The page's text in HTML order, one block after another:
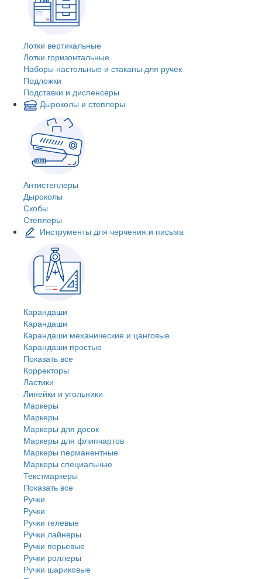
Лотки вертикальные
Лотки горизонтальные
Наборы настольные и стаканы для ручек
Подложки
Подставки и диспенсеры
Дыроколы и степлеры
Антистеплеры
Дыроколы
Скобы
Степлеры
Инструменты для черчения и письма
Карандаши
Карандаши
Карандаши механические и цанговые
Карандаши простые
Показать все
Корректоры
Ластики
Линейки и угольники
Маркеры
Маркеры
Маркеры для досок
Маркеры для флипчартов
Маркеры перманентные
Маркеры специальные
Текстмаркеры
Показать все
Ручки
Ручки
Ручки гелевые
Ручки лайнеры
Ручки перьевые
Ручки роллеры
Ручки шариковые